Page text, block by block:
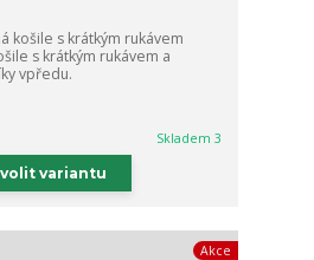
košile s krátkým rukávem
s krátkým rukávem a
vpředu.
Skladem 3
variantu
Akce